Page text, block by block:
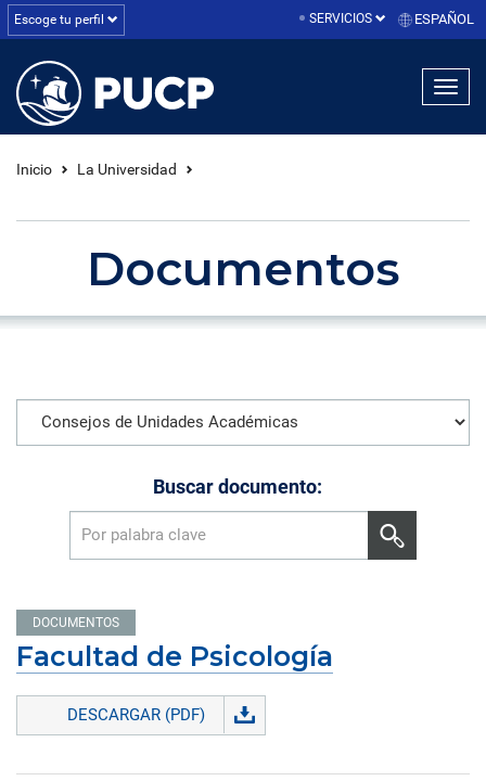
Escoge tu perfil SERVICIOS ESPAÑOL
Inicio La Universidad
Documentos
Buscar documento:
DOCUMENTOS
Facultad de Psicología
DESCARGAR (PDF)